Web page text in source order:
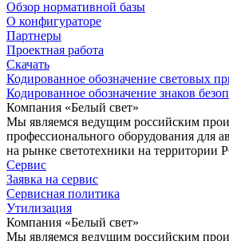
Обзор нормативной базы
О конфигураторе
Партнеры
Проектная работа
Скачать
Кодированное обозначение световых
Кодированное обозначение знаков
Компания «Белый свет»
Мы являемся ведущим российским
профессионального оборудования для
на рынке светотехники на территории
Сервис
Заявка на сервис
Сервисная политика
Утилизация
Компания «Белый свет»
Мы являемся ведущим российским